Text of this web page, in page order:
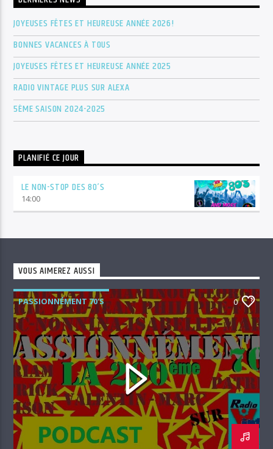
JOYEUSES FÊTES ET HEUREUSE ANNÉE 2026!
BONNES VACANCES À TOUS
JOYEUSES FÊTES ET HEUREUSE ANNÉE 2025
RADIO VINTAGE PLUS SUR ALEXA
5ÈME SAISON 2024-2025
PLANIFIÉ CE JOUR
LE NON-STOP DES 80’S
14:00
VOUS AIMEREZ AUSSI
PASSIONNÉMENT 70'S 0